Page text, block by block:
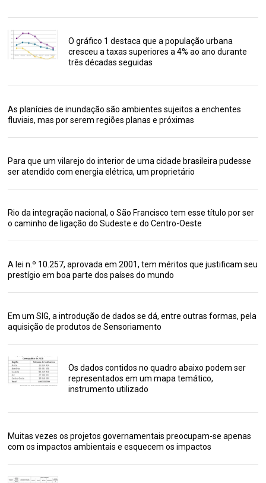
O gráfico 1 destaca que a população urbana
cresceu a taxas superiores a 4% ao ano durante
três décadas seguidas
As planícies de inundação são ambientes sujeitos a enchentes
fluviais, mas por serem regiões planas e próximas
Para que um vilarejo do interior de uma cidade brasileira pudesse
ser atendido com energia elétrica, um proprietário
Rio da integração nacional, o São Francisco tem esse título por ser
o caminho de ligação do Sudeste e do Centro-Oeste
A lei n.º 10.257, aprovada em 2001, tem méritos que justificam seu
prestígio em boa parte dos países do mundo
Em um SIG, a introdução de dados se dá, entre outras formas, pela
aquisição de produtos de Sensoriamento
Os dados contidos no quadro abaixo podem ser
representados em um mapa temático,
instrumento utilizado
Muitas vezes os projetos governamentais preocupam-se apenas
com os impactos ambientais e esquecem os impactos